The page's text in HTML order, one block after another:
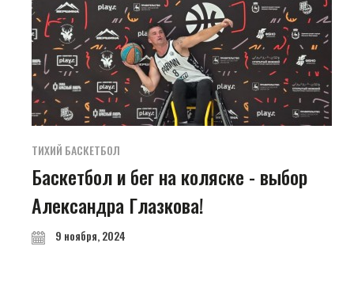
ТИХИЙ БАСКЕТБОЛ
Баскетбол и бег на коляске - выбор
Александра Глазкова!
9 ноября, 2024